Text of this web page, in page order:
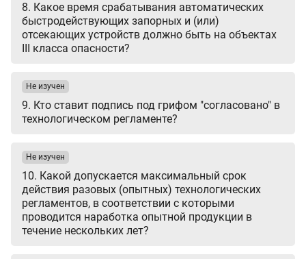
8. Какое время срабатывания автоматических
быстродействующих запорных и (или)
отсекающих устройств должно быть на объектах
III класса опасности?
9. Кто ставит подпись под грифом "согласовано" в
технологическом регламенте?
Не изучен
10. Какой допускается максимальный срок
действия разовых (опытных) технологических
регламентов, в соответствии с которыми
проводится наработка опытной продукции в
течение нескольких лет?
Не изучен